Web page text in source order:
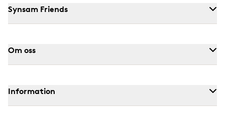
Synsam Friends
Om oss
Information